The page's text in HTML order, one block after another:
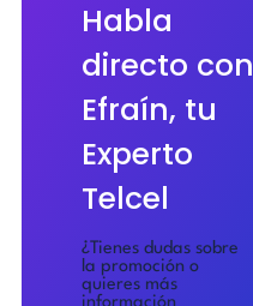
Habla
directo con
Efraín, tu
Experto
Telcel
¿Tienes dudas sobre
la promoción o
quieres más